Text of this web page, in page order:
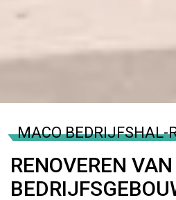
MACO BEDRIJFSHAL-
RENOVEREN VAN